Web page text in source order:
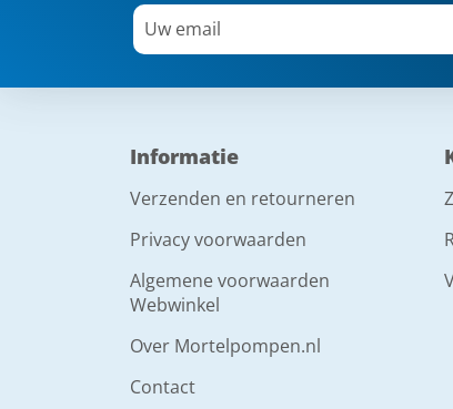
Informatie
Verzenden en retourneren
Privacy voorwaarden
Algemene voorwaarden
Webwinkel
Over Mortelpompen.nl
Contact